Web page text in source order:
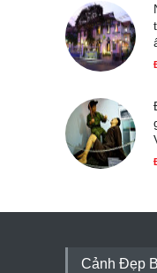
Cảnh Đẹp